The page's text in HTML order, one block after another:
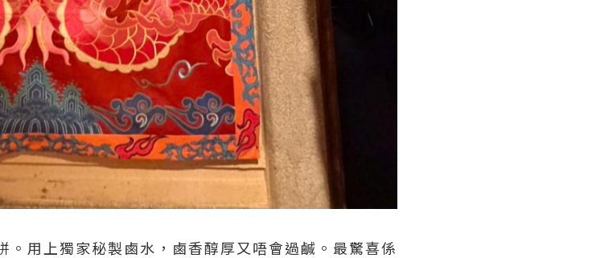
用上獨家秘製鹵水，鹵香醇厚又唔會過鹹。最驚喜係